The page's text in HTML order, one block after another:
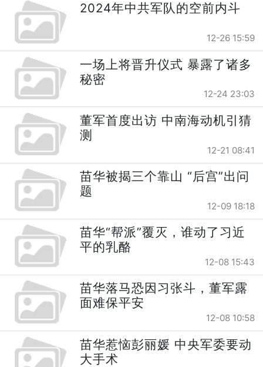
2024年中共军队的空前内斗
12-26 15:59
一场上将晋升仪式 暴露了诸多
秘密
12-24 23:03
董军首度出访 中南海动机引猜
测
12-21 08:41
苗华被揭三个靠山 “后宫”出问
题
12-09 18:18
苗华“帮派”覆灭，谁动了习近
平的乳酪
12-08 15:43
苗华落马恐因习张斗，董军露
面难保平安
12-08 10:58
苗华惹恼彭丽媛 中央军委要动
大手术